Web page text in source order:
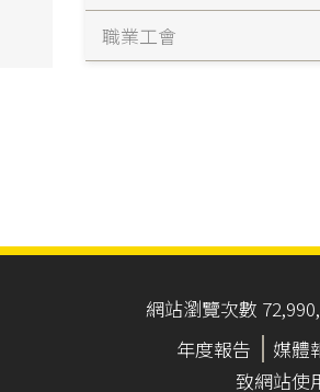
職業工會
網站瀏覽次數
年度報告
媒體
致網站使